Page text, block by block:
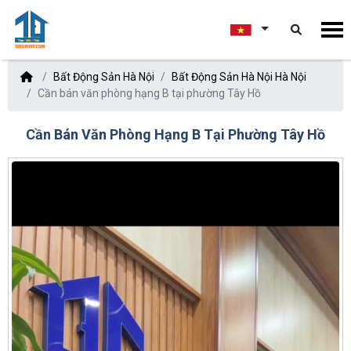
Bất Động Sản Hà Nội
Bất Động Sản Hà Nội Hà Nội
Cần bán văn phòng hạng B tại phường Tây Hồ
Cần Bán Văn Phòng Hạng B Tại Phường Tây Hồ